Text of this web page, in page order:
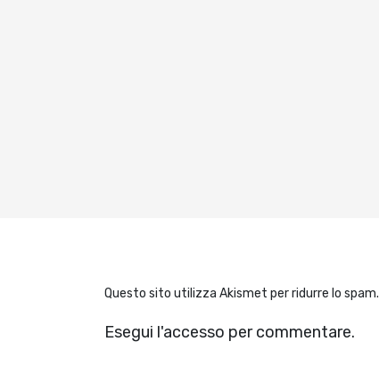
Esegui l'accesso per commentare.
Questo sito utilizza Akismet per ridurre lo spam.